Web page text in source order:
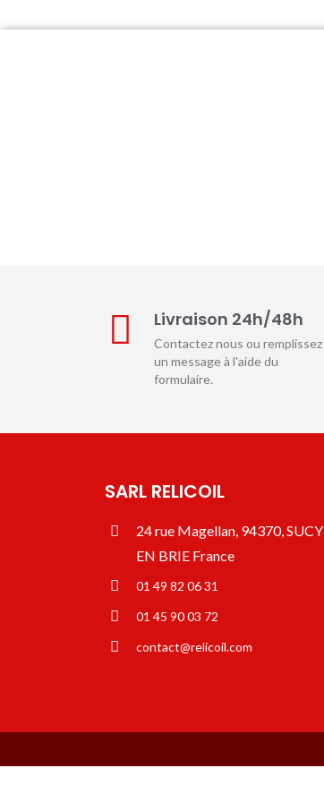
Livraison 24h/48h
Contactez nous ou remplissez
un message à l'aide du
formulaire.
SARL RELICOIL
24 rue Magellan, 94370, SUCY
EN BRIE France
01 49 82 06 31
01 45 90 03 72
contact@relicoil.com